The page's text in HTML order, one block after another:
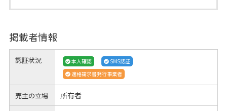
掲載者情報
認証状況 本人確認
SMS認証
適格請求書発行事業者
売主の立場 所有者